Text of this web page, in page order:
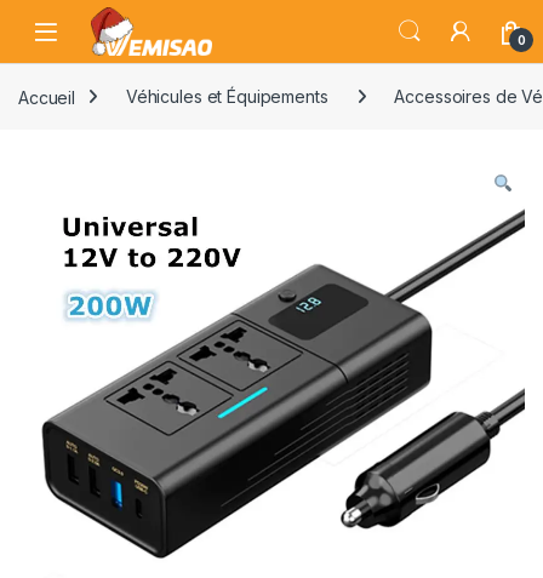
Skip to navigation
Skip to content
Open 0
Accueil Véhicules et Équipements Accessoires de